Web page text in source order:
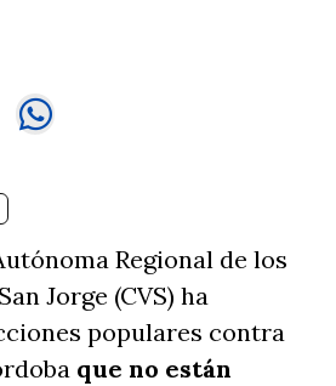
Regional de los
Jorge (CVS) ha
populares contra
que no están